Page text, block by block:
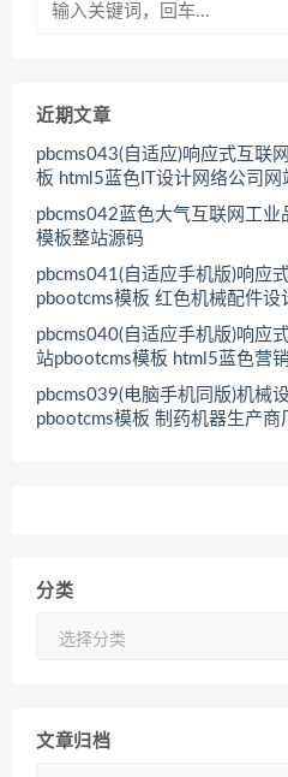
近期文章
pbcms043(自适应)响应式互联
板 html5蓝色IT设计网络公司网
pbcms042蓝色大气互联网工
模板整站源码
pbcms041(自适应手机版)响应
pbootcms模板 红色机械配件设
pbcms040(自适应手机版)响应
站pbootcms模板 html5蓝色营
pbcms039(电脑手机同版)机械
pbootcms模板 制药机器生产商
分类
文章归档